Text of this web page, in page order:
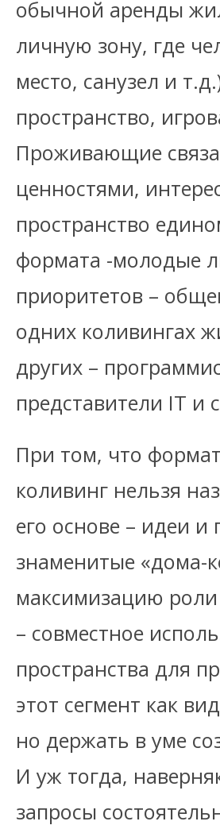
обычной аренды
личную зону, где
место, санузел и
пространство,
Проживающие
ценностями,
пространство
формата -молодые
приоритетов –
одних коливингах
других –
представители IT и
При том, что
коливинг нельзя
его основе – идеи и
знаменитые «дома-
максимизацию
– совместное
пространства для
этот сегмент как
но держать в уме
И уж тогда,
запросы